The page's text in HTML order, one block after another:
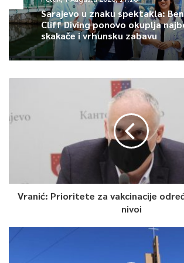
kompletni imovinsko-pravni odnosi i
dozvola za izvođenje radova. Projekt je u
spremnosti i mogao bi se realizovati u
rekao je ministar saobraćaja KS Adnan Šteta.
Projekt je usklađen sa strateškim ciljevima
saobraćaja KS i bit će uvršten u Strategiju
Sarajevo za period 2021-2027. godine, čija
Uvršten je i u Programa javnih investicija
period 2021-2023. godine, saopćila je Služba
0
Article Rating
Sarajevo u znaku spektakla:
Cliff Diving ponovo okuplja
skakače i vrhunsku zabavu
Vranić: Prioritete za vakcinacije
nivoi